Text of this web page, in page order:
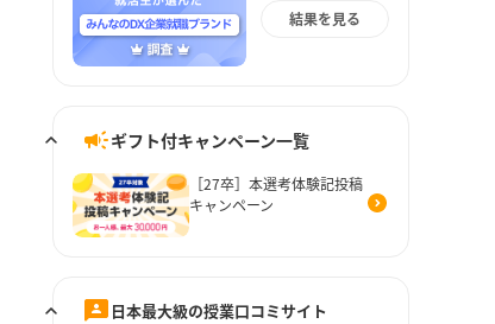
結果を見る
ギフト付キャンペーン一覧
［27卒］本選考体験記投稿
キャンペーン
日本最大級の授業口コミサイト